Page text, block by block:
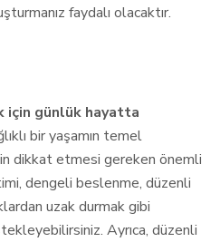
faydalı olacaktır.
için günlük hayatta
bir yaşamın temel
dikkat etmesi gereken önemli
dengeli beslenme, düzenli
uzak durmak gibi
Ayrıca, düzenli